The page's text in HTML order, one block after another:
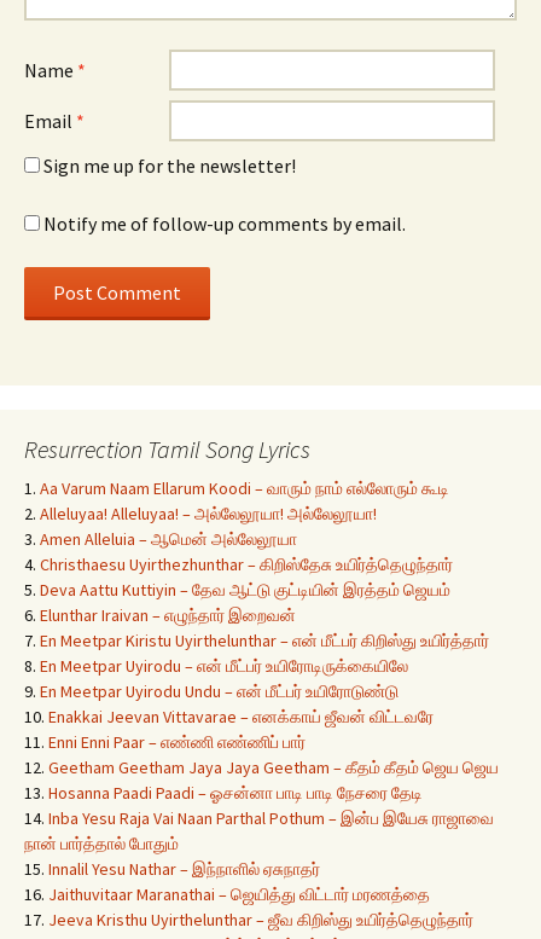
Name *
Email *
Sign me up for the newsletter!
Notify me of follow-up comments by email.
Resurrection Tamil Song Lyrics
1. Aa Varum Naam Ellarum Koodi – வாரும் நாம் எல்லோரும் கூடி
2. Alleluyaa! Alleluyaa! – அல்லேலூயா! அல்லேலூயா!
3. Amen Alleluia – ஆமென் அல்லேலூயா
4. Christhaesu Uyirthezhunthar – கிறிஸ்தேசு உயிர்த்தெழுந்தார்
5. Deva Aattu Kuttiyin – தேவ ஆட்டு குட்டியின் இரத்தம் ஜெயம்
6. Elunthar Iraivan – எழுந்தார் இறைவன்
7. En Meetpar Kiristu Uyirthelunthar – என் மீட்பர் கிறிஸ்து உயிர்த்தார்
8. En Meetpar Uyirodu – என் மீட்பர் உயிரோடிருக்கையிலே
9. En Meetpar Uyirodu Undu – என் மீட்பர் உயிரோடுண்டு
10. Enakkai Jeevan Vittavarae – எனக்காய் ஜீவன் விட்டவரே
11. Enni Enni Paar – எண்ணி எண்ணிப் பார்
12. Geetham Geetham Jaya Jaya Geetham – கீதம் கீதம் ஜெய ஜெய
13. Hosanna Paadi Paadi – ஓசன்னா பாடி பாடி நேசரை தேடி
14. Inba Yesu Raja Vai Naan Parthal Pothum – இன்ப இயேசு ராஜாவை
நான் பார்த்தால் போதும்
15. Innalil Yesu Nathar – இந்நாளில் ஏசுநாதர்
16. Jaithuvitaar Maranathai – ஜெயித்து விட்டார் மரணத்தை
17. Jeeva Kristhu Uyirthelunthar – ஜீவ கிறிஸ்து உயிர்த்தெழுந்தார்